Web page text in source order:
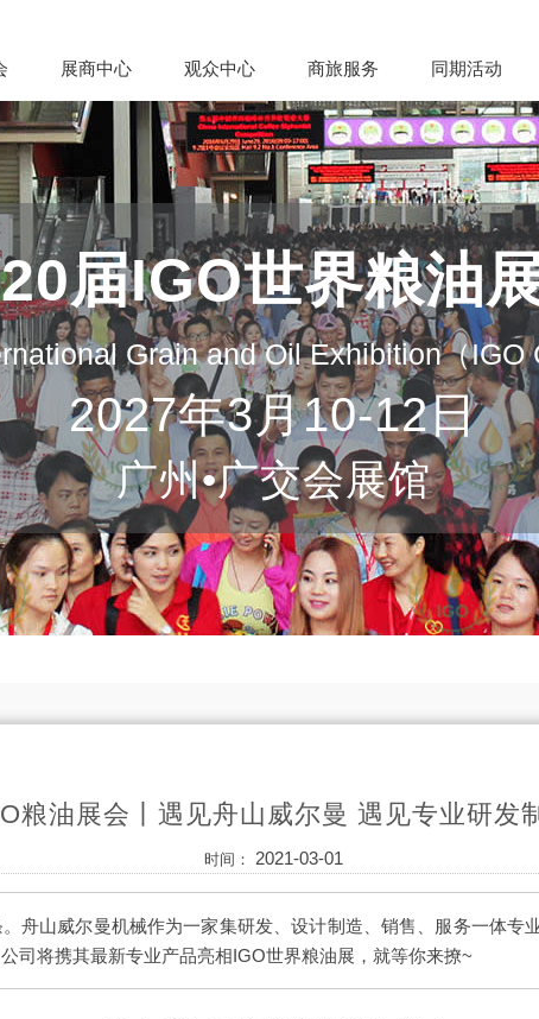
展商中心 观众中心 商旅服务 同期活动
届IGO世界粮油
Grain and Oil Exhibition（IGO
2027年3月10-12日
广州•广交会展馆
粮油展会丨遇见舟山威尔曼 遇见专业研发
时间： 2021-03-01
舟山威尔曼机械作为一家集研发、设计制造、销售、服务一体专
司将携其最新专业产品亮相IGO世界粮油展，就等你来撩~